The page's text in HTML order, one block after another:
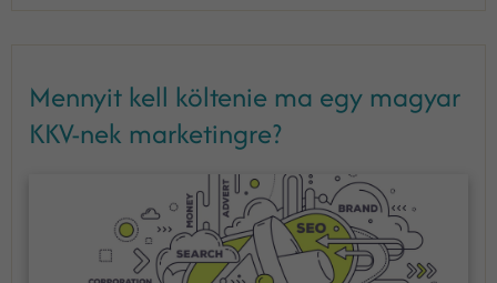
Mennyit kell költenie ma egy magyar
KKV-nek marketingre?